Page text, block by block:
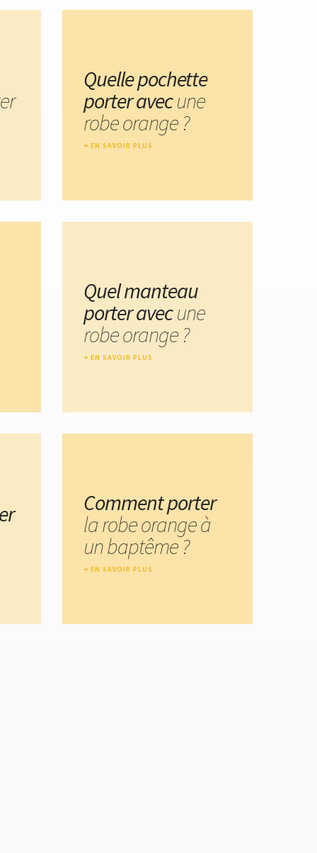
Quelle pochette
porter avecune
robe orange ?
EN SAVOIR PLUS
Quel manteau
porter avecune
robe orange ?
EN SAVOIR PLUS
Comment porter
la robe orange à
un baptême ?
EN SAVOIR PLUS